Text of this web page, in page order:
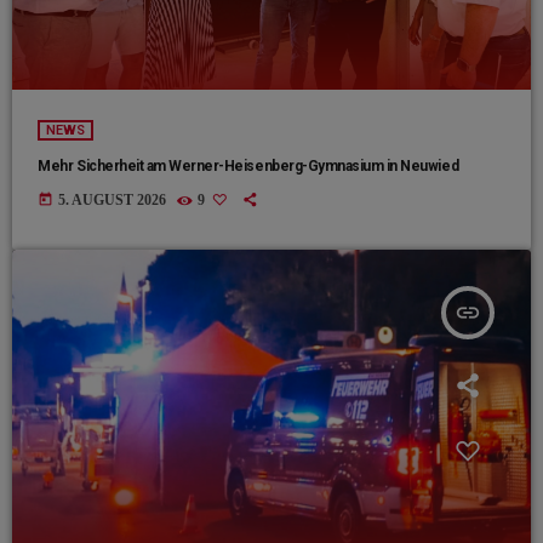
NEWS
Mehr Sicherheit am Werner-Heisenberg-Gymnasium in Neuwied
today 5. AUGUST 2026 9
insert_link